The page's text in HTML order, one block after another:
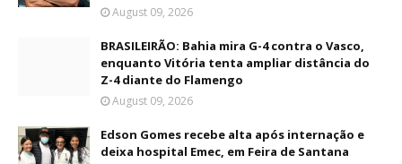
August 09, 2026
BRASILEIRÃO: Bahia mira G-4 contra o Vasco,
enquanto Vitória tenta ampliar distância do
Z-4 diante do Flamengo
August 09, 2026
Edson Gomes recebe alta após internação e
deixa hospital Emec, em Feira de Santana